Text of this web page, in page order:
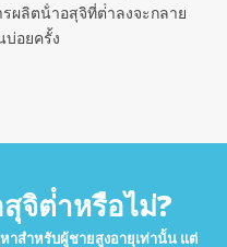
ผลิตน้ําอสุจิที่ต่ําลงจะกลาย
อยครั้ง
ต่ําหรือไม่?
สําหรับผู้ชายสูงอายุเท่านั้น แต่